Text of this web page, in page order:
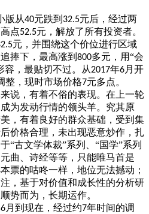
版从40元跌到 32.5元后，经过两
点52.5元，解放了所有投资者。
元，并围绕这个价位进行区域
捧下，最高涨到 800多元，用“会
容，最贴切不过。从2017年6月开
整，现时市场价格7元多点。
说，有着不俗的表现。在上一轮
为发动行情的领头羊。究其原
，有着良好的群众基础，受到集
价格合理，未出现恶意炒作，扎
“古文学体裁”系列、“国学”系列
曲、诗经等等，只能唯马首是
票的咕咚一样，地位无法撼动；
，基于对价值和成长性的分析研
势而为，长期运作。
6月到现在，经过约7年时间的调